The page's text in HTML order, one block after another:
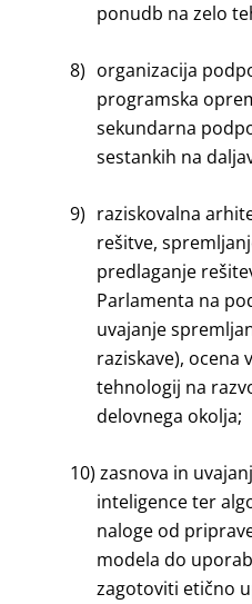
ponudb na zelo
8) organizacija
programska
sekundarna
sestankih na
9) raziskovalna
rešitve,
predlaganje
Parlamenta na
uvajanje
raziskave), ocena
tehnologij na
delovnega okolja;
10) zasnova in
inteligence ter
naloge od
modela do
zagotoviti etično